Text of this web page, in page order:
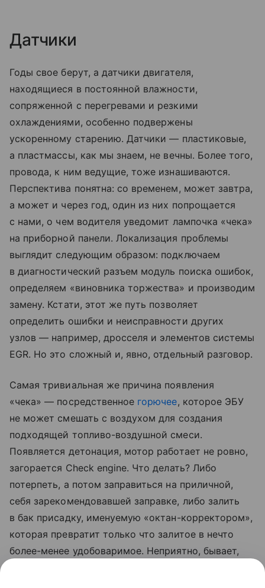
Датчики
Годы свое берут, а датчики двигателя,
находящиеся в постоянной влажности,
сопряженной с перегревами и резкими
охлаждениями, особенно подвержены
ускоренному старению. Датчики — пластиковые,
а пластмассы, как мы знаем, не вечны. Более того,
провода, к ним ведущие, тоже изнашиваются.
Перспектива понятна: со временем, может завтра,
а может и через год, один из них попрощается
с нами, о чем водителя уведомит лампочка «чека»
на приборной панели. Локализация проблемы
выглядит следующим образом: подключаем
в диагностический разъем модуль поиска ошибок,
определяем «виновника торжества» и производим
замену. Кстати, этот же путь позволяет
определить ошибки и неисправности других
узлов — например, дросселя и элементов системы
EGR. Но это сложный и, явно, отдельный разговор.
Самая тривиальная же причина появления
«чека» — посредственное горючее, которое ЭБУ
не может смешать с воздухом для создания
подходящей топливо-воздушной смеси.
Появляется детонация, мотор работает не ровно,
загорается Check engine. Что делать? Либо
потерпеть, а потом заправиться на приличной,
себя зарекомендовавшей заправке, либо залить
в бак присадку, именуемую «октан-корректором»,
которая превратит только что залитое в нечто
более-менее удобоваримое. Неприятно, бывает,